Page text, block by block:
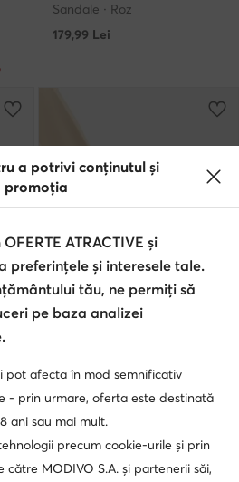
Sandale · Roz
179,99 Lei
weCare
Lasocki
Sandale · Maro
199,99
Lei
a potrivi conținutul și
promoția
ATRACTIVE și
preferințele și interesele tale.
tău, ne permiți să
pe baza analizei
pot afecta în mod semnificativ
- prin urmare, oferta este destinată
ani sau mai mult.
precum cookie-urile și prin
MODIVO S.A. și partenerii săi,